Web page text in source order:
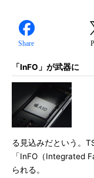
Share
「InFO」が武器に
る見込みだという。
「InFO（Integrated
られる。